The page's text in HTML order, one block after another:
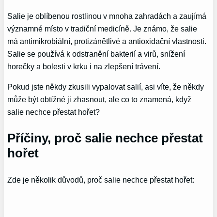
Salie je oblíbenou rostlinou v mnoha zahradách a zaujímá
významné místo v tradiční medicíně. Je známo, že salie
má antimikrobiální, protizánětlivé a antioxidační vlastnosti.
Salie se používá k odstranění bakterií a virů, snížení
horečky a bolesti v krku i na zlepšení trávení.
Pokud jste někdy zkusili vypalovat salií, asi víte, že někdy
může být obtížné ji zhasnout, ale co to znamená, když
salie nechce přestat hořet?
Příčiny, proč salie nechce přestat
hořet
Zde je několik důvodů, proč salie nechce přestat hořet: